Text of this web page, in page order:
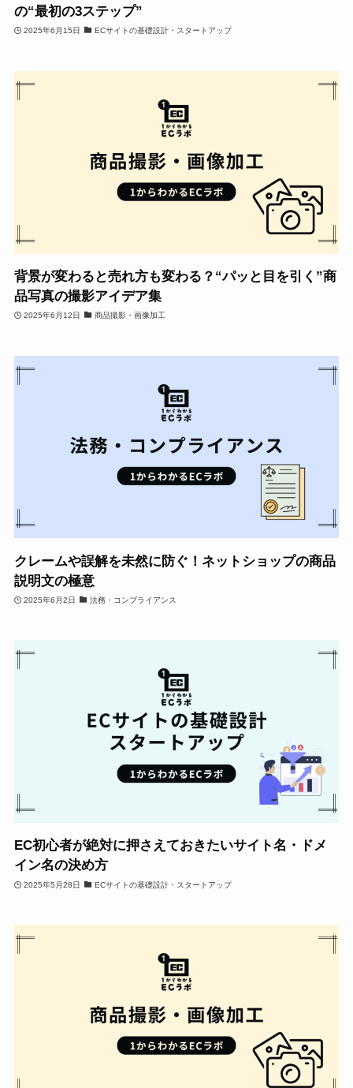
の“最初の3ステップ”
2025年6月15日 ECサイトの基礎設計・スタートアップ
背景が変わると売れ方も変わる？“パッと目を引く”商
品写真の撮影アイデア集
2025年6月12日 商品撮影・画像加工
クレームや誤解を未然に防ぐ！ネットショップの商品
説明文の極意
2025年6月2日 法務・コンプライアンス
EC初心者が絶対に押さえておきたいサイト名・ドメ
イン名の決め方
2025年5月28日 ECサイトの基礎設計・スタートアップ